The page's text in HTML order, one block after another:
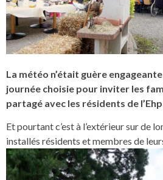
La météo n’était guère
journée choisie pour inviter les
partagé avec les résidents de
Et pourtant c’est à l’extérieur sur de
installés résidents et membres de